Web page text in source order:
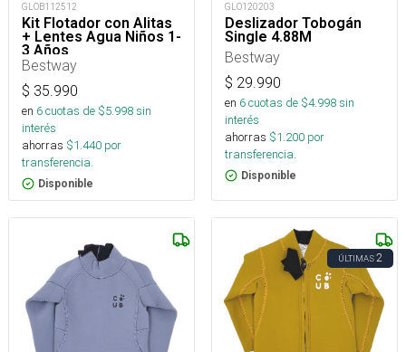
GLOB112512
Kit Flotador con Alitas
+ Lentes Agua Niños 1-
3 Años
Bestway
$ 35.990
en 6cuotas de $5.998sin
interés
ahorras $1.440 por
transferencia.
Disponible
GLO120203
Deslizador Tobogán
Single 4.88M
Bestway
$ 29.990
en 6cuotas de $4.998sin
interés
ahorras $1.200 por
transferencia.
Disponible
ÚLTIMAS2